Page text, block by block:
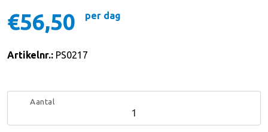
€56,50 per dag
Artikelnr.: PS0217
Aantal